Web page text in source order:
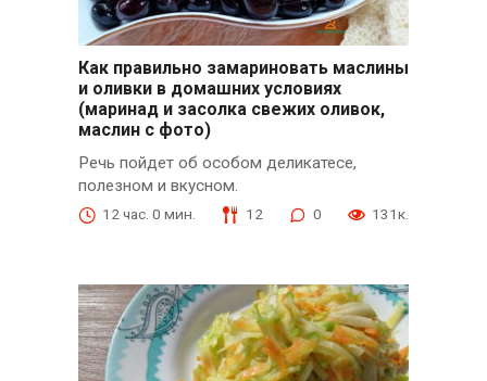
Как правильно замариновать маслины
и оливки в домашних условиях
(маринад и засолка свежих оливок,
маслин с фото)
Речь пойдет об особом деликатесе,
полезном и вкусном.
12 час. 0 мин. 12 0 131к.